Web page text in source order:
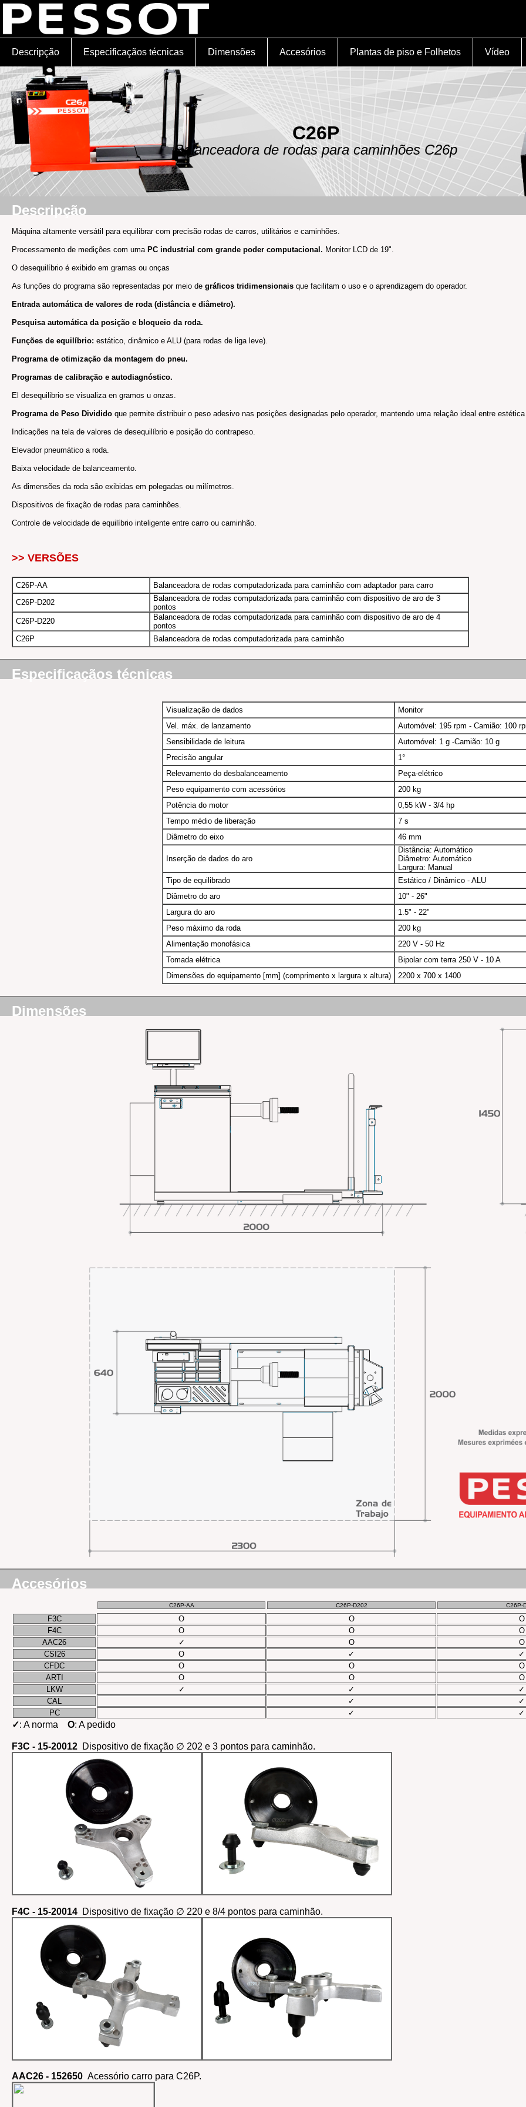
Descripção Especificaçãos técnicas Dimensões Accesórios Plantas de piso e Folhetos Vídeo
C26P
Balanceadora de rodas para caminhões C26p
Descripção
Máquina altamente versátil para equilibrar com precisão rodas de carros, utilitários e caminhões.
Processamento de medições com uma PC industrial com grande poder computacional. Monitor LCD de 19".
O desequilíbrio é exibido em gramas ou onças
As funções do programa são representadas por meio de gráficos tridimensionais que facilitam o uso e o aprendizagem do operador.
Entrada automática de valores de roda (distância e diâmetro).
Pesquisa automática da posição e bloqueio da roda.
Funções de equilíbrio: estático, dinâmico e ALU (para rodas de liga leve).
Programa de otimização da montagem do pneu.
Programas de calibração e autodiagnóstico.
El desequilibrio se visualiza en gramos u onzas.
Programa de Peso Dividido que permite distribuir o peso adesivo nas posições designadas pelo operador, mantendo uma relação ideal entre
Indicações na tela de valores de desequilíbrio e posição do contrapeso.
Elevador pneumático a roda.
Baixa velocidade de balanceamento.
As dimensões da roda são exibidas em polegadas ou milímetros.
Dispositivos de fixação de rodas para caminhões.
Controle de velocidade de equilíbrio inteligente entre carro ou caminhão.
>> VERSÕES
C26P-AA
Balanceadora de rodas computadorizada para caminhão com adaptador para carro
C26P-D202
Balanceadora de rodas computadorizada para caminhão com dispositivo de aro de 3
pontos
C26P-D220
Balanceadora de rodas computadorizada para caminhão com dispositivo de aro de 4
pontos
C26P
Balanceadora de rodas computadorizada para caminhão
Especificaçãos técnicas
Visualização de dados
Monitor
Vel. máx. de lanzamento
Automóvel: 195 rpm - Camião: 100
Sensibilidade de leitura
Automóvel: 1 g -Camião: 10 g
Precisão angular
1°
Relevamento do desbalanceamento
Peça-elétrico
Peso equipamento com acessórios
200 kg
Potência do motor
0,55 kW - 3/4 hp
Tempo médio de liberação
7 s
Diâmetro do eixo
46 mm
Inserção de dados do aro
Distância: Automático
Diâmetro: Automático
Largura: Manual
Tipo de equilibrado
Estático / Dinâmico - ALU
Diâmetro do aro
10" - 26"
Largura do aro
1.5" - 22"
Peso máximo da roda
200 kg
Alimentação monofásica
220 V - 50 Hz
Tomada elétrica
Bipolar com terra 250 V - 10 A
Dimensões do equipamento [mm] (comprimento x largura x altura)
2200 x 700 x 1400
Dimensões
Accesórios
C26P-AA C26P-D202 C26P-
F3C O O
O
F4C
O O
O
AAC26
✓ O
O
CSI26
O ✓
✓
CFDC
O O
O
ARTI
O O
O
LKW
✓ ✓
✓
CAL
✓
✓
PC
✓ ✓
✓: A norma O: A pedido
F3C - 15-20012 Dispositivo de fixação ∅ 202 e 3 pontos para caminhão.
F4C - 15-20014 Dispositivo de fixação ∅ 220 e 8/4 pontos para caminhão.
AAC26 - 152650 Acessório carro para C26P.